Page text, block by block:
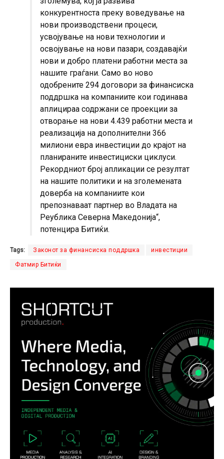
конкурентноста преку воведување на
нови производствени процеси,
усвојување на нови технологии и
освојување на нови пазари, создавајќи
нови и добро платени работни места за
нашите граѓани. Само во ново
одобрените 294 договори за финансиска
поддршка на компаниите кои годинава
аплицираа содржани се проекции за
отворање на нови 4.439 работни места и
реализација на дополнителни 366
милиони евра инвестиции до крајот на
планираните инвестициски циклуси.
Рекордниот број апликации се резултат
на нашите политики и на зголемената
доверба на компаниите кои
препознаваат партнер во Владата на
Реублика Северна Македонија“,
потенцира Битиќи.
Tags: Законот за финансиска поддршка инвестиции
Фатмир Битиќи